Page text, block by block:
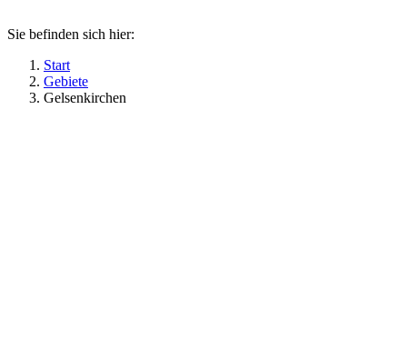
Sie befinden sich hier:
Start
Gebiete
Gelsenkirchen